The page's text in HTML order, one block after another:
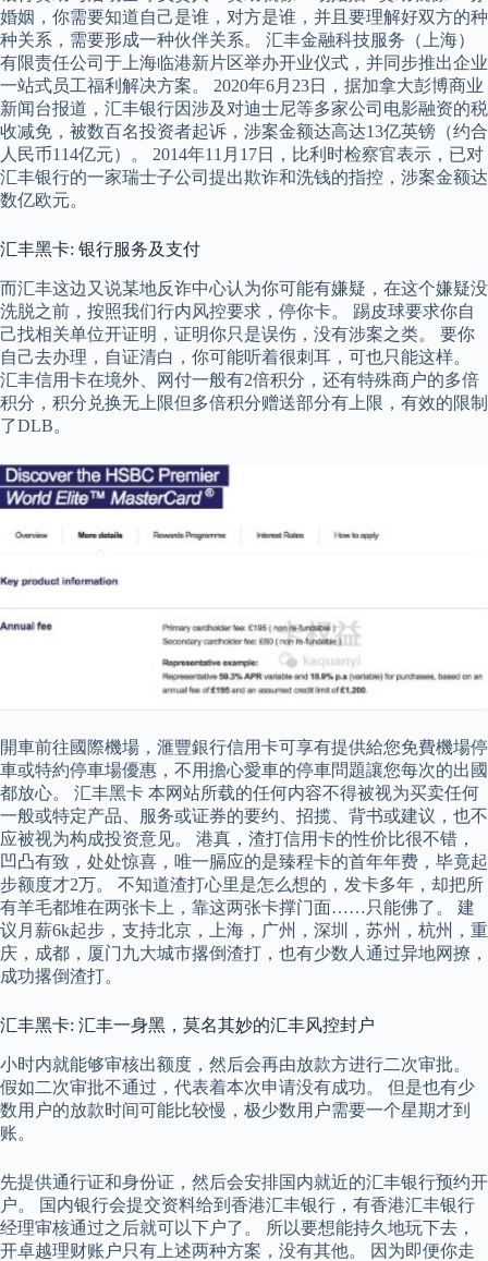
婚姻，你需要知道自己是谁，对方是谁，并且要理解好双方的种
种关系，需要形成一种伙伴关系。 汇丰金融科技服务（上海）
有限责任公司于上海临港新片区举办开业仪式，并同步推出企业
一站式员工福利解决方案。 2020年6月23日，据加拿大彭博商业
新闻台报道，汇丰银行因涉及对迪士尼等多家公司电影融资的税
收减免，被数百名投资者起诉，涉案金额达高达13亿英镑（约合
人民币114亿元）。 2014年11月17日，比利时检察官表示，已对
汇丰银行的一家瑞士子公司提出欺诈和洗钱的指控，涉案金额达
数亿欧元。
汇丰黑卡: 银行服务及支付
而汇丰这边又说某地反诈中心认为你可能有嫌疑，在这个嫌疑没
洗脱之前，按照我们行内风控要求，停你卡。 踢皮球要求你自
己找相关单位开证明，证明你只是误伤，没有涉案之类。 要你
自己去办理，自证清白，你可能听着很刺耳，可也只能这样。
汇丰信用卡在境外、网付一般有2倍积分，还有特殊商户的多倍
积分，积分兑换无上限但多倍积分赠送部分有上限，有效的限制
了DLB。
開車前往國際機場，滙豐銀行信用卡可享有提供給您免費機場停
車或特約停車場優惠，不用擔心愛車的停車問題讓您每次的出國
都放心。 汇丰黑卡 本网站所载的任何内容不得被视为买卖任何
一般或特定产品、服务或证券的要约、招揽、背书或建议，也不
应被视为构成投资意见。 港真，渣打信用卡的性价比很不错，
凹凸有致，处处惊喜，唯一膈应的是臻程卡的首年年费，毕竟起
步额度才2万。 不知道渣打心里是怎么想的，发卡多年，却把所
有羊毛都堆在两张卡上，靠这两张卡撑门面……只能佛了。 建
议月薪6k起步，支持北京，上海，广州，深圳，苏州，杭州，重
庆，成都，厦门九大城市撂倒渣打，也有少数人通过异地网撩，
成功撂倒渣打。
汇丰黑卡: 汇丰一身黑，莫名其妙的汇丰风控封户
小时内就能够审核出额度，然后会再由放款方进行二次审批。
假如二次审批不通过，代表着本次申请没有成功。 但是也有少
数用户的放款时间可能比较慢，极少数用户需要一个星期才到
账。
先提供通行证和身份证，然后会安排国内就近的汇丰银行预约开
户。 国内银行会提交资料给到香港汇丰银行，有香港汇丰银行
经理审核通过之后就可以下户了。 所以要想能持久地玩下去，
开卓越理财账户只有上述两种方案，没有其他。 因为即便你走